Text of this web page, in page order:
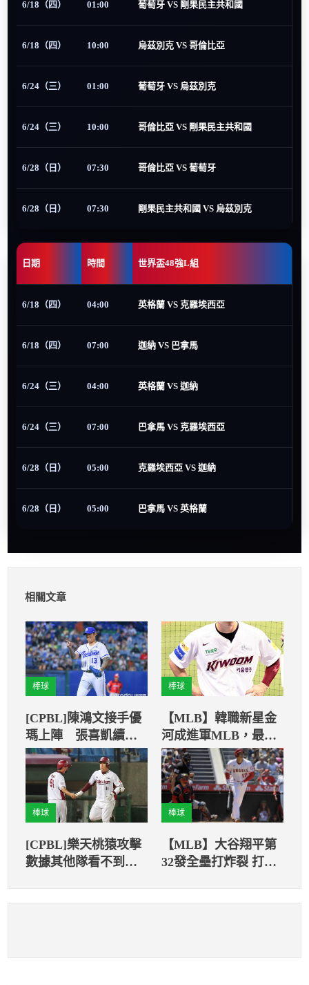
6/18（四） 01:00 葡萄牙 VS 剛果民主共和國
6/18（四） 10:00 烏茲別克 VS 哥倫比亞
6/24（三） 01:00 葡萄牙 VS 烏茲別克
6/24（三） 10:00 哥倫比亞 VS 剛果民主共和國
6/28（日） 07:30 哥倫比亞 VS 葡萄牙
6/28（日） 07:30 剛果民主共和國 VS 烏茲別克
日期 時間 世界盃48強L組
6/18（四） 04:00 英格蘭 VS 克羅埃西亞
6/18（四） 07:00 迦納 VS 巴拿馬
6/24（三） 04:00 英格蘭 VS 迦納
6/24（三） 07:00 巴拿馬 VS 克羅埃西亞
6/28（日） 05:00 克羅埃西亞 VS 迦納
6/28（日） 05:00 巴拿馬 VS 英格蘭
相關文章
棒球
[CPBL]陳鴻文接手優
瑪上陣 張喜凱續投
保留比賽
棒球
【MLB】韓職新星金
河成進軍MLB，最強
游擊砲手值多少
棒球
[CPBL]樂天桃猿攻擊
數據其他隊看不到車
棒球
【MLB】大谷翔平第
32發全壘打炸裂 打破